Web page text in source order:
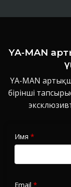
YA-MAN
YA-MAN
бірінші
Имя *
Email *